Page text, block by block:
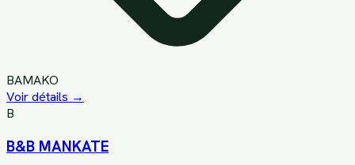
BAMAKO
Voir détails →
B
B&B MANKATE